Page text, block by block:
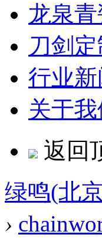
龙泉青
刀剑定
行业新
关于我
返回
绿鸣(北
›